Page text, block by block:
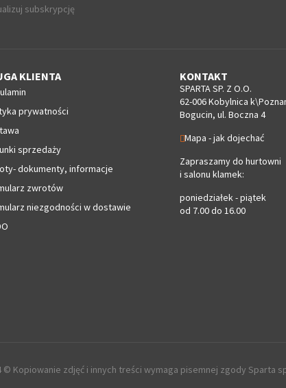
subskrypcję
KLIENTA
prywatności
sprzedaży
dokumenty, informacje
zwrotów
niezgodności w dostawie
KONTAKT
SPARTA SP. Z O.O.
62-006 Kobylnica
Bogucin, ul. Boczna 4
Mapa - jak dojechać
Zapraszamy do hurtowni
i salonu klamek:
poniedziałek - piątek
od 7.00 do 16.00
Kopiowanie zdjęć i innych treści wymaga pisemnej zgody Sparta